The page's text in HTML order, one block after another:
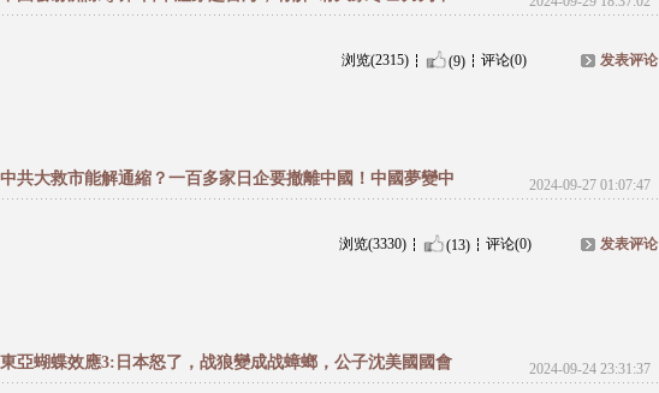
浏览(2315) (9) 评论(0) 发表评论
中共大救市能解通縮？一百多家日企要撤離中國！中國夢變中 2024-09-27 01:07:47
浏览(3330) (13) 评论(0) 发表评论
東亞蝴蝶效應3:日本怒了，战狼變成战蟑螂，公子沈美國國會 2024-09-24 23:31:37